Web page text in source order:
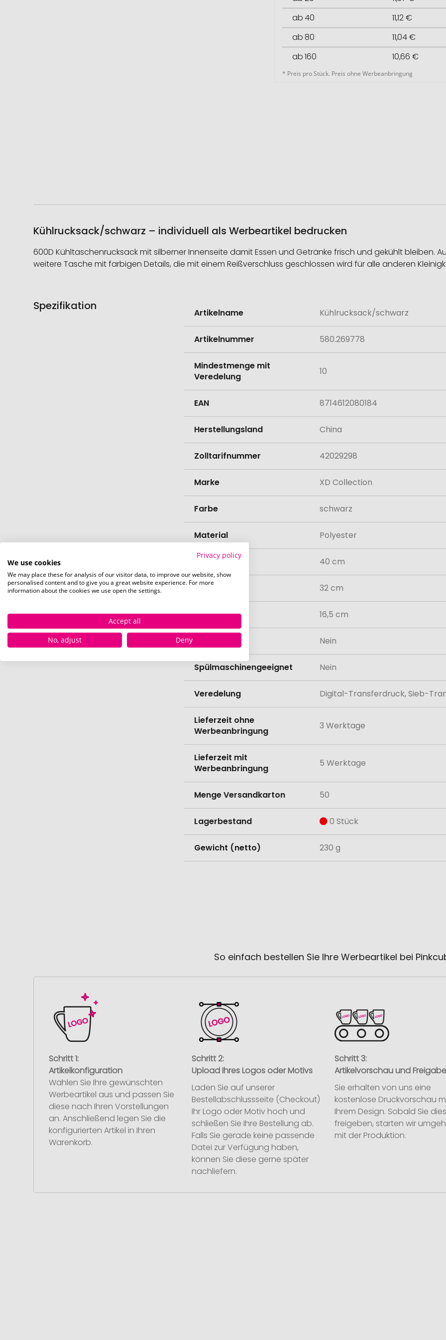
ab 40
11,12 €
ab 80
11,04 €
ab 160
10,66 €
* Preis pro Stück. Preis ohne Werbeanbringung
Kühlrucksack/schwarz – individuell als Werbeartikel bedrucken
600D Kühltaschenrucksack mit silberner Innenseite damit Essen und Getränke frisch und gekühlt bleiben.
weitere Tasche mit farbigen Details, die mit einem Reißverschluss geschlossen wird für alle anderen
Spezifikation
Informationen
Artikelname Kühlrucksack/schwarz
Artikelnummer 580.269778
Mindestmenge mit
Veredelung
10
EAN 8714612080184
Herstellungsland China
Zolltarifnummer 42029298
Marke XD Collection
Farbe schwarz
Material Polyester
Länge 40 cm
Breite 32 cm
Höhe 16,5 cm
Nein
Spülmaschinengeeignet Nein
Veredelung Digital-Transferdruck, Sieb-
Lieferzeit ohne
Werbeanbringung
3 Werktage
Lieferzeit mit
Werbeanbringung
5 Werktage
Menge Versandkarton 50
Lagerbestand 0 Stück
Gewicht (netto) 230 g
So einfach bestellen Sie Ihre Werbeartikel bei
Schritt 1:
Artikelkonfiguration
Wählen Sie Ihre gewünschten
Werbeartikel aus und passen Sie
diese nach Ihren Vorstellungen
an. Anschließend legen Sie die
konfigurierten Artikel in Ihren
Warenkorb.
Schritt 2:
Upload Ihres Logos oder Motivs
Laden Sie auf unserer
Bestellabschlussseite (Checkout)
Ihr Logo oder Motiv hoch und
schließen Sie Ihre Bestellung ab.
Falls Sie gerade keine passende
Datei zur Verfügung haben,
können Sie diese gerne später
nachliefern.
Schritt 3:
Artikelvorschau und Freigabe
Sie erhalten von uns eine
kostenlose Druckvorschau
Ihrem Design. Sobald Sie
freigeben, starten wir
mit der Produktion.
Privacy policy
We use cookies
We may place these for analysis of our visitor data, to improve our website, show
personalised content and to give you a great website experience. For more
information about the cookies we use open the settings.
Accept all
No, adjust
Deny